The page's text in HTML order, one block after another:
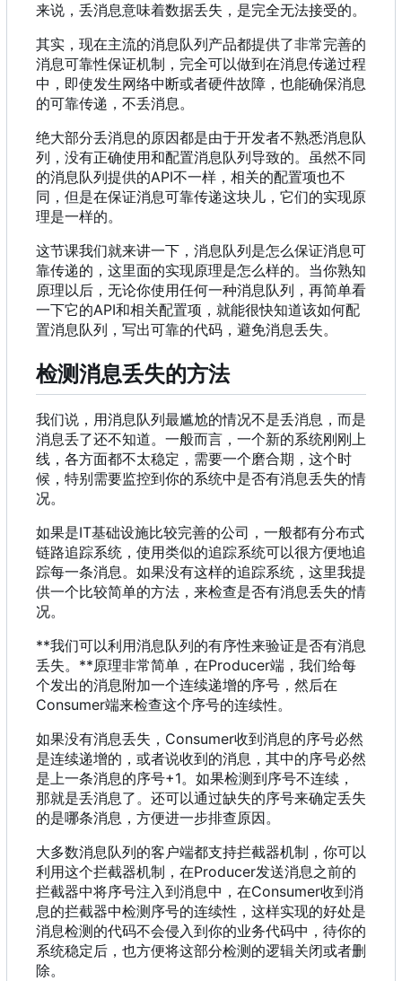
来说，丢消息意味着数据丢失，是完全无法接受的。
其实，现在主流的消息队列产品都提供了非常完善的
消息可靠性保证机制，完全可以做到在消息传递过程
中，即使发生网络中断或者硬件故障，也能确保消息
的可靠传递，不丢消息。
绝大部分丢消息的原因都是由于开发者不熟悉消息队
列 ， 没有正确使用和配置消息队列导致的。虽然不同
的消息队列提供的API不一样 ， 相关的配置项也不
同 ， 但是在保证消息可靠传递这块儿 ， 它们的实现原
理是一样的。
这节课我们就来讲一下 ， 消息队列是怎么保证消息可
靠传递的 ， 这里面的实现原理是怎么样的。当你熟知
原理以后 ， 无论你使用任何一种消息队列 ， 再简单看
一下它的API和相关配置项 ， 就能很快知道该如何配
置消息队列 ， 写出可靠的代码 ， 避免消息丢失。
检测消息丢失的方法
我们说，用消息队列最尴尬的情况不是丢消息，而是
消息丢了还不知道。一般而言，一个新的系统刚刚上
线，各方面都不太稳定，需要一个磨合期，这个时
候，特别需要监控到你的系统中是否有消息丢失的情
况。
如果是IT基础设施比较完善的公司 ， 一般都有分布式
链路追踪系统 ， 使用类似的追踪系统可以很方便地追
踪每一条消息。如果没有这样的追踪系统 ， 这里我提
供一个比较简单的方法 ， 来检查是否有消息丢失的情
况。
**我们可以利用消息队列的有序性来验证是否有消息
丢失。**原理非常简单 ， 在Producer端 ， 我们给每
个发出的消息附加一个连续递增的序号 ， 然后在
Consumer端来检查这个序号的连续性。
如果没有消息丢失 ， Consumer收到消息的序号必然
是连续递增的 ， 或者说收到的消息 ， 其中的序号必然
是上一条消息的序号+1。如果检测到序号不连续 ，
那就是丢消息了。还可以通过缺失的序号来确定丢失
的是哪条消息 ， 方便进一步排查原因。
大多数消息队列的客户端都支持拦截器机制 ， 你可以
利用这个拦截器机制 ， 在Producer发送消息之前的
拦截器中将序号注入到消息中 ， 在Consumer收到消
息的拦截器中检测序号的连续性 ， 这样实现的好处是
消息检测的代码不会侵入到你的业务代码中 ， 待你的
系统稳定后 ， 也方便将这部分检测的逻辑关闭或者删
除。